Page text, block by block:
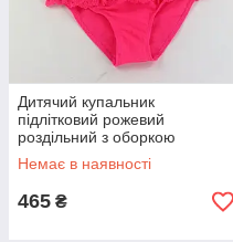
Дитячий купальник
підлітковий рожевий
роздільний з оборкою
Немає в наявності
465 ₴